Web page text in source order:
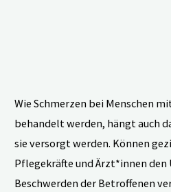
Wie Schmerzen bei Menschen
behandelt werden, hängt auch
sie versorgt werden. Können
Pflegekräfte und Ärzt*innen
Beschwerden der Betroffenen